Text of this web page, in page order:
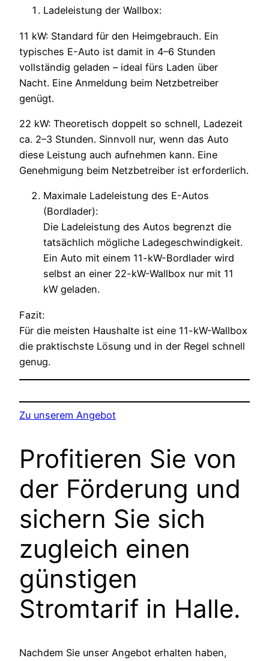
Ladeleistung der Wallbox:
11 kW: Standard für den Heimgebrauch. Ein
typisches E-Auto ist damit in 4–6 Stunden
vollständig geladen – ideal fürs Laden über
Nacht. Eine Anmeldung beim Netzbetreiber
genügt.
22 kW: Theoretisch doppelt so schnell, Ladezeit
ca. 2–3 Stunden. Sinnvoll nur, wenn das Auto
diese Leistung auch aufnehmen kann. Eine
Genehmigung beim Netzbetreiber ist erforderlich.
Maximale Ladeleistung des E-Autos
(Bordlader):
Die Ladeleistung des Autos begrenzt die
tatsächlich mögliche Ladegeschwindigkeit.
Ein Auto mit einem 11-kW-Bordlader wird
selbst an einer 22-kW-Wallbox nur mit 11
kW geladen.
Fazit:
Für die meisten Haushalte ist eine 11-kW-Wallbox
die praktischste Lösung und in der Regel schnell
genug.
Zu unserem Angebot
Profitieren Sie von
der Förderung und
sichern Sie sich
zugleich einen
günstigen
Stromtarif in Halle.
Nachdem Sie unser Angebot erhalten haben,